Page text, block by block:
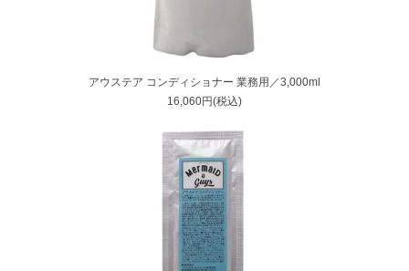
アウステア コンディショナー 業務用／3,000ml
16,060円(税込)